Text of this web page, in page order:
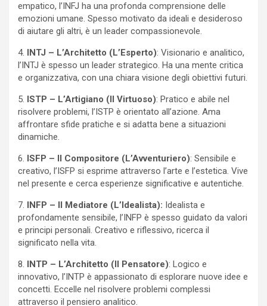
empatico, l’INFJ ha una profonda comprensione delle
emozioni umane. Spesso motivato da ideali e desideroso
di aiutare gli altri, è un leader compassionevole.
4.
INTJ – L’Architetto (L’Esperto): Visionario e analitico,
l’INTJ è spesso un leader strategico. Ha una mente critica
e organizzativa, con una chiara visione degli obiettivi futuri.
5. ISTP – L’Artigiano (Il Virtuoso): Pratico e abile nel
risolvere problemi, l’ISTP è orientato all’azione. Ama
affrontare sfide pratiche e si adatta bene a situazioni
dinamiche.
6. ISFP – Il Compositore (L’Avventuriero): Sensibile e
creativo, l’ISFP si esprime attraverso l’arte e l’estetica. Vive
nel presente e cerca esperienze significative e autentiche.
7.
INFP – Il Mediatore (L’Idealista): Idealista e
profondamente sensibile, l’INFP è spesso guidato da valori
e principi personali. Creativo e riflessivo, ricerca il
significato nella vita.
8. INTP – L’Architetto (Il Pensatore): Logico e
innovativo, l’INTP è appassionato di esplorare nuove idee e
concetti. Eccelle nel risolvere problemi complessi
attraverso il pensiero analitico.